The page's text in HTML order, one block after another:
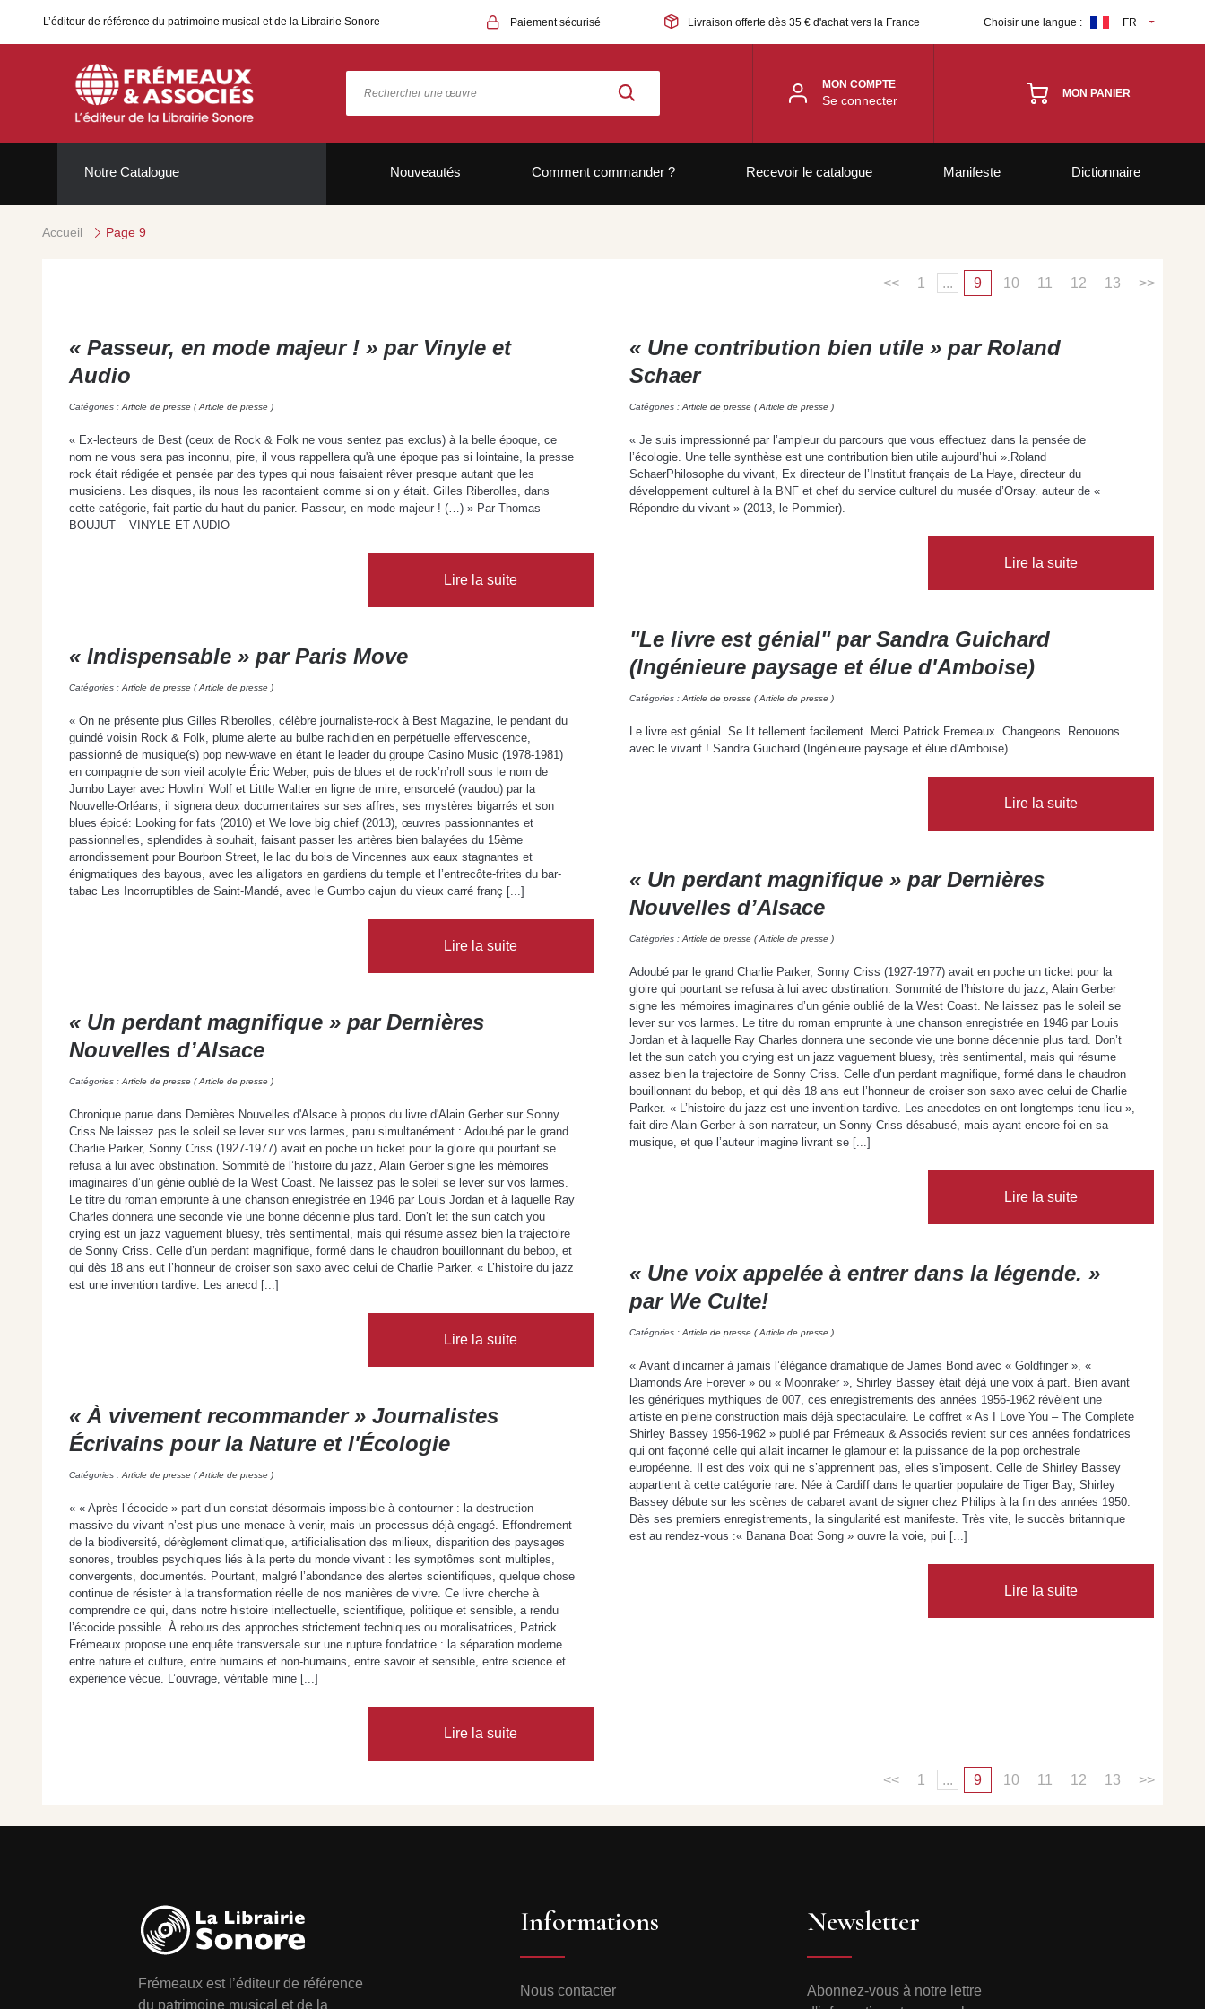
L’éditeur de référence du patrimoine musical et de la Librairie Sonore Paiement sécurisé Livraison offerte dès 35 € d'achat vers la France Choisir une langue : FR
MON COMPTE
Se connecter MON PANIER
Notre Catalogue Nouveautés Comment commander ? Recevoir le catalogue Manifeste Dictionnaire
Accueil Page 9
<< 1 ... 9 10 11 12 13 >>
« Passeur, en mode majeur ! » par Vinyle et
Audio
Catégories : Article de presse ( Article de presse )
« Ex-lecteurs de Best (ceux de Rock & Folk ne vous sentez pas exclus) à la belle époque, ce
nom ne vous sera pas inconnu, pire, il vous rappellera qu'à une époque pas si lointaine, la presse
rock était rédigée et pensée par des types qui nous faisaient rêver presque autant que les
musiciens. Les disques, ils nous les racontaient comme si on y était. Gilles Riberolles, dans
cette catégorie, fait partie du haut du panier. Passeur, en mode majeur ! (…) » Par Thomas
BOUJUT – VINYLE ET AUDIO
Lire la suite
« Une contribution bien utile » par Roland
Schaer
Catégories : Article de presse ( Article de presse )
« Je suis impressionné par l’ampleur du parcours que vous effectuez dans la pensée de
l’écologie. Une telle synthèse est une contribution bien utile aujourd’hui ».Roland
SchaerPhilosophe du vivant, Ex directeur de l’Institut français de La Haye, directeur du
développement culturel à la BNF et chef du service culturel du musée d’Orsay. auteur de «
Répondre du vivant » (2013, le Pommier).
Lire la suite
"Le livre est génial" par Sandra Guichard
(Ingénieure paysage et élue d'Amboise)
Catégories : Article de presse ( Article de presse )
Le livre est génial. Se lit tellement facilement. Merci Patrick Fremeaux. Changeons. Renouons
avec le vivant ! Sandra Guichard (Ingénieure paysage et élue d'Amboise).
Lire la suite
« Indispensable » par Paris Move
Catégories : Article de presse ( Article de presse )
« On ne présente plus Gilles Riberolles, célèbre journaliste-rock à Best Magazine, le pendant du
guindé voisin Rock & Folk, plume alerte au bulbe rachidien en perpétuelle effervescence,
passionné de musique(s) pop new-wave en étant le leader du groupe Casino Music (1978-1981)
en compagnie de son vieil acolyte Éric Weber, puis de blues et de rock’n’roll sous le nom de
Jumbo Layer avec Howlin’ Wolf et Little Walter en ligne de mire, ensorcelé (vaudou) par la
Nouvelle-Orléans, il signera deux documentaires sur ses affres, ses mystères bigarrés et son
blues épicé: Looking for fats (2010) et We love big chief (2013), œuvres passionnantes et
passionnelles, splendides à souhait, faisant passer les artères bien balayées du 15ème
arrondissement pour Bourbon Street, le lac du bois de Vincennes aux eaux stagnantes et
énigmatiques des bayous, avec les alligators en gardiens du temple et l’entrecôte-frites du bar-
tabac Les Incorruptibles de Saint-Mandé, avec le Gumbo cajun du vieux carré franç [...]
Lire la suite
« Un perdant magnifique » par Dernières
Nouvelles d’Alsace
Catégories : Article de presse ( Article de presse )
Adoubé par le grand Charlie Parker, Sonny Criss (1927-1977) avait en poche un ticket pour la
gloire qui pourtant se refusa à lui avec obstination. Sommité de l’histoire du jazz, Alain Gerber
signe les mémoires imaginaires d’un génie oublié de la West Coast. Ne laissez pas le soleil se
lever sur vos larmes. Le titre du roman emprunte à une chanson enregistrée en 1946 par Louis
Jordan et à laquelle Ray Charles donnera une seconde vie une bonne décennie plus tard. Don’t
let the sun catch you crying est un jazz vaguement bluesy, très sentimental, mais qui résume
assez bien la trajectoire de Sonny Criss. Celle d’un perdant magnifique, formé dans le chaudron
bouillonnant du bebop, et qui dès 18 ans eut l’honneur de croiser son saxo avec celui de Charlie
Parker. « L’histoire du jazz est une invention tardive. Les anecdotes en ont longtemps tenu lieu »,
fait dire Alain Gerber à son narrateur, un Sonny Criss désabusé, mais ayant encore foi en sa
musique, et que l’auteur imagine livrant se [...]
Lire la suite
« Un perdant magnifique » par Dernières
Nouvelles d’Alsace
Catégories : Article de presse ( Article de presse )
Chronique parue dans Dernières Nouvelles d'Alsace à propos du livre d'Alain Gerber sur Sonny
Criss Ne laissez pas le soleil se lever sur vos larmes, paru simultanément : Adoubé par le grand
Charlie Parker, Sonny Criss (1927-1977) avait en poche un ticket pour la gloire qui pourtant se
refusa à lui avec obstination. Sommité de l’histoire du jazz, Alain Gerber signe les mémoires
imaginaires d’un génie oublié de la West Coast. Ne laissez pas le soleil se lever sur vos larmes.
Le titre du roman emprunte à une chanson enregistrée en 1946 par Louis Jordan et à laquelle Ray
Charles donnera une seconde vie une bonne décennie plus tard. Don’t let the sun catch you
crying est un jazz vaguement bluesy, très sentimental, mais qui résume assez bien la trajectoire
de Sonny Criss. Celle d’un perdant magnifique, formé dans le chaudron bouillonnant du bebop, et
qui dès 18 ans eut l’honneur de croiser son saxo avec celui de Charlie Parker. « L’histoire du jazz
est une invention tardive. Les anecd [...]
Lire la suite
« Une voix appelée à entrer dans la légende. »
par We Culte!
Catégories : Article de presse ( Article de presse )
« Avant d’incarner à jamais l’élégance dramatique de James Bond avec « Goldfinger », «
Diamonds Are Forever » ou « Moonraker », Shirley Bassey était déjà une voix à part. Bien avant
les génériques mythiques de 007, ces enregistrements des années 1956-1962 révèlent une
artiste en pleine construction mais déjà spectaculaire. Le coffret « As I Love You – The Complete
Shirley Bassey 1956-1962 » publié par Frémeaux & Associés revient sur ces années fondatrices
qui ont façonné celle qui allait incarner le glamour et la puissance de la pop orchestrale
européenne. Il est des voix qui ne s’apprennent pas, elles s’imposent. Celle de Shirley Bassey
appartient à cette catégorie rare. Née à Cardiff dans le quartier populaire de Tiger Bay, Shirley
Bassey débute sur les scènes de cabaret avant de signer chez Philips à la fin des années 1950.
Dès ses premiers enregistrements, la singularité est manifeste. Très vite, le succès britannique
est au rendez-vous :« Banana Boat Song » ouvre la voie, pui [...]
Lire la suite
« À vivement recommander » Journalistes
Écrivains pour la Nature et l'Écologie
Catégories : Article de presse ( Article de presse )
« « Après l’écocide » part d’un constat désormais impossible à contourner : la destruction
massive du vivant n’est plus une menace à venir, mais un processus déjà engagé. Effondrement
de la biodiversité, dérèglement climatique, artificialisation des milieux, disparition des paysages
sonores, troubles psychiques liés à la perte du monde vivant : les symptômes sont multiples,
convergents, documentés. Pourtant, malgré l’abondance des alertes scientifiques, quelque chose
continue de résister à la transformation réelle de nos manières de vivre. Ce livre cherche à
comprendre ce qui, dans notre histoire intellectuelle, scientifique, politique et sensible, a rendu
l’écocide possible. À rebours des approches strictement techniques ou moralisatrices, Patrick
Frémeaux propose une enquête transversale sur une rupture fondatrice : la séparation moderne
entre nature et culture, entre humains et non-humains, entre savoir et sensible, entre science et
expérience vécue. L’ouvrage, véritable mine [...]
Lire la suite
<< 1 ... 9 10 11 12 13 >>
Frémeaux est l’éditeur de référence
du patrimoine musical et de la
Informations
Nous contacter
Newsletter
Abonnez-vous à notre lettre